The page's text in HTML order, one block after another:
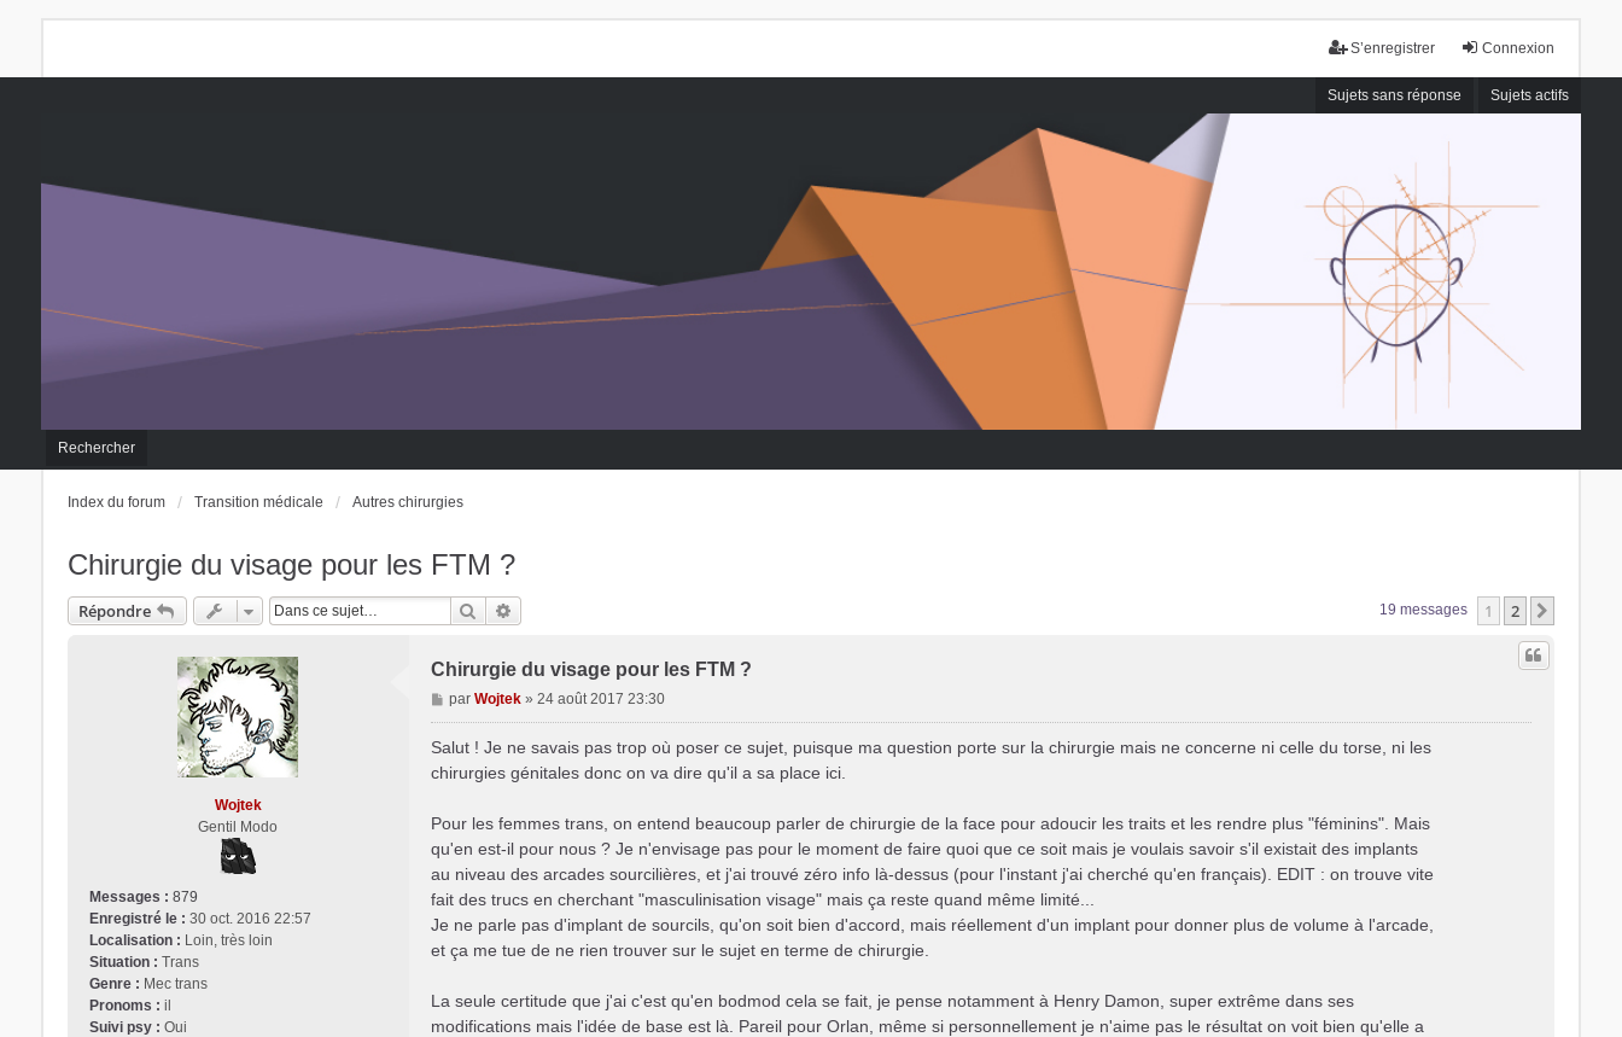
Connexion
S’enregistrer
Sujets sans réponse Sujets actifs
Rechercher
Index du forum Transition médicale Autres chirurgies
Chirurgie du visage pour les FTM ?
Répondre Rechercher 19 messages 1 2
Wojtek
Gentil Modo
Messages : 879
Enregistré le : 30 oct. 2016 22:57
Localisation : Loin, très loin
Situation : Trans
Genre : Mec trans
Pronoms : il
Suivi psy : Oui
Chirurgie du visage pour les FTM ?
M
e
a
e
parWojtek » 24 août 2017 23:30
Salut ! Je ne savais pas trop où poser ce sujet, puisque ma question porte sur la chirurgie mais ne concerne ni celle du torse, ni les
chirurgies génitales donc on va dire qu'il a sa place ici.
Pour les femmes trans, on entend beaucoup parler de chirurgie de la face pour adoucir les traits et les rendre plus "féminins". Mais
qu'en est-il pour nous ? Je n'envisage pas pour le moment de faire quoi que ce soit mais je voulais savoir s'il existait des implants
au niveau des arcades sourcilières, et j'ai trouvé zéro info là-dessus (pour l'instant j'ai cherché qu'en français). EDIT : on trouve vite
fait des trucs en cherchant "masculinisation visage" mais ça reste quand même limité...
Je ne parle pas d'implant de sourcils, qu'on soit bien d'accord, mais réellement d'un implant pour donner plus de volume à l'arcade,
et ça me tue de ne rien trouver sur le sujet en terme de chirurgie.
La seule certitude que j'ai c'est qu'en bodmod cela se fait, je pense notamment à Henry Damon, super extrême dans ses
modifications mais l'idée de base est là. Pareil pour Orlan, même si personnellement je n'aime pas le résultat on voit bien qu'elle a